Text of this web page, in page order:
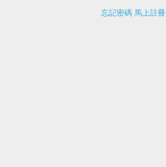
忘記密碼 馬上註冊